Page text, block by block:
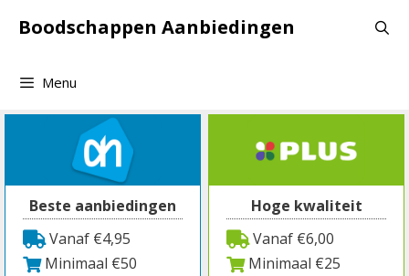
naarBoodschappen Aanbiedingen
Menu
Beste aanbiedingen
Vanaf €4,95
Minimaal €50
Hoge kwaliteit
Vanaf €6,00
Minimaal €25